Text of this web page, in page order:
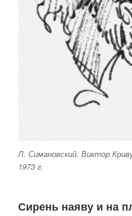
Л. Симановский. Виктор
1973 г.
Сирень наяву и на